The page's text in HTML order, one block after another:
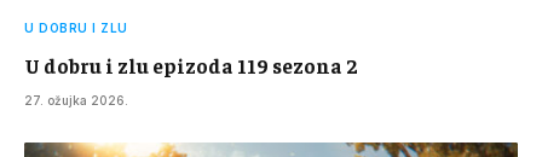
U DOBRU I ZLU
U dobru i zlu epizoda 119 sezona 2
27. ožujka 2026.